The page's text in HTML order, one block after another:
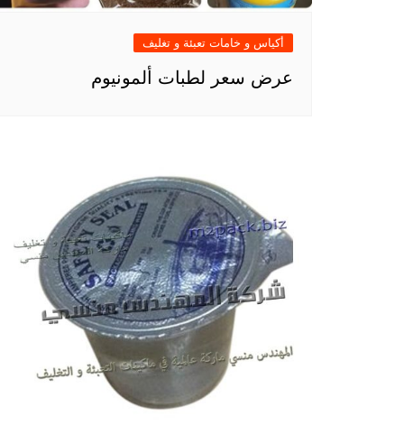
أكياس و خامات تعبئة و تغليف
عرض سعر لطبات ألمونيوم